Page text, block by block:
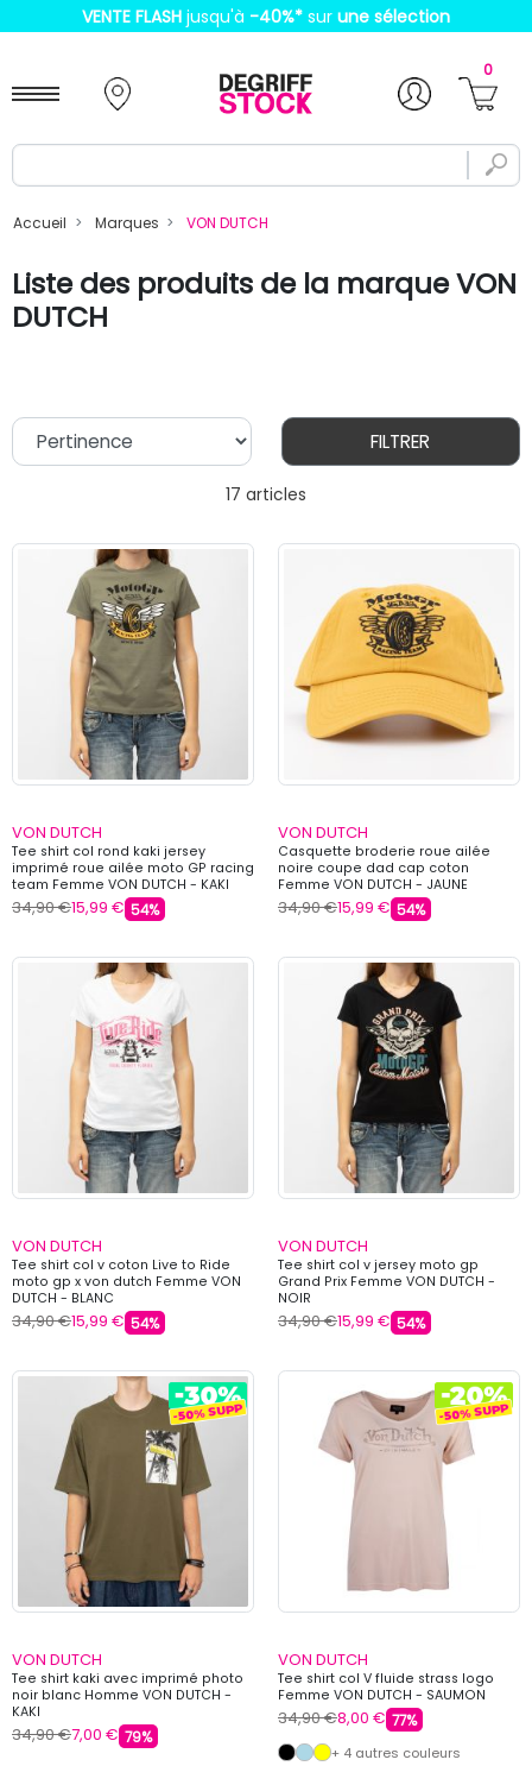
VENTE FLASH jusqu'à -40%* sur une sélection
0
Accueil Marques VON DUTCH
Liste des produits de la marque VON
DUTCH
17 articles
FILTRER
VON DUTCH
Tee shirt col rond kaki jersey
imprimé roue ailée moto GP racing
team Femme VON DUTCH - KAKI
34,90 €15,99 € 54%
VON DUTCH
Casquette broderie roue ailée
noire coupe dad cap coton
Femme VON DUTCH - JAUNE
34,90 €15,99 € 54%
VON DUTCH
Tee shirt col v coton Live to Ride
moto gp x von dutch Femme VON
DUTCH - BLANC
34,90 €15,99 € 54%
VON DUTCH
Tee shirt col v jersey moto gp
Grand Prix Femme VON DUTCH -
NOIR
34,90 €15,99 € 54%
VON DUTCH
Tee shirt kaki avec imprimé photo
noir blanc Homme VON DUTCH -
KAKI
34,90 €7,00 € 79%
VON DUTCH
Tee shirt col V fluide strass logo
Femme VON DUTCH - SAUMON
34,90 €8,00 € 77%
+ 4 autres couleurs